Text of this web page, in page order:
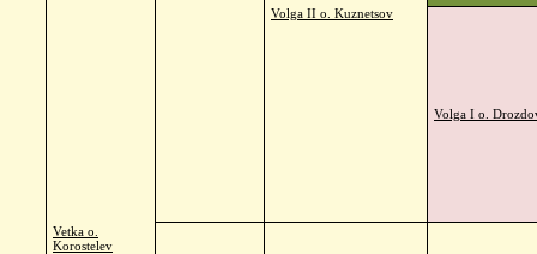
Vetka o.
Korostelev
Volga II o. Kuznetsov
Volga I o.